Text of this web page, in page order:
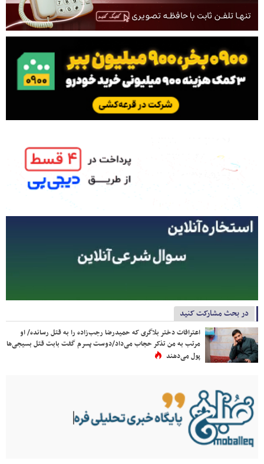
در بحث مشارکت کنید
اعترافات دختر بلاگری که حمیدرضا رجب‌زاده را به قتل رسانده/ او
مرتب به من تذکر حجاب می‌داد/دوست پسرم گفت بابت قتل بسیجی‌ها
پول می‌دهند